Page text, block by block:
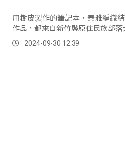
用樹皮製作的筆記本，泰雅編織
作品，都來自新竹縣原住民族部落
2024-09-30 12:39